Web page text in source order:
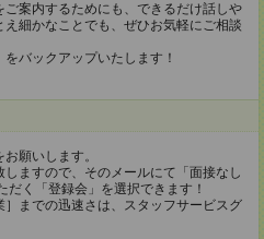
案内するためにも、できるだけ話しや
細かなことでも、ぜひお気軽にご相談
バックアップいたします！
願いします。
ますので、そのメールにて「面接なし
く「登録会」を選択できます！
までの迅速さは、スタッフサービスグ